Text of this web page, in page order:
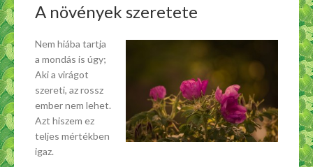
A növények szeretete
Nem hiába tartja
a mondás is úgy;
Aki a virágot
szereti, az rossz
ember nem lehet.
Azt hiszem ez
teljes mértékben
igaz.